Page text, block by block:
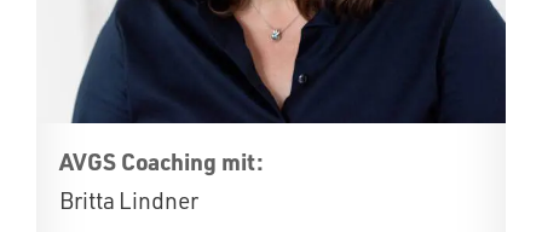
AVGS Coaching mit:
Britta Lindner